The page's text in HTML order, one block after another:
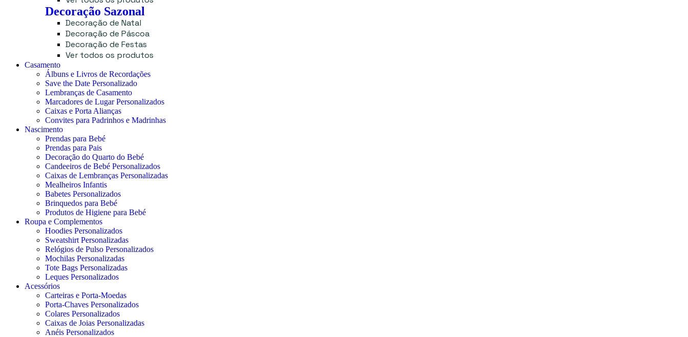
Decoração Sazonal
Decoração de Natal
Decoração de Páscoa
Decoração de Festas
Ver todos os produtos
Casamento
Álbuns e Livros de Recordações
Save the Date Personalizado
Lembranças de Casamento
Marcadores de Lugar Personalizados
Caixas e Porta Alianças
Convites para Padrinhos e Madrinhas
Nascimento
Prendas para Bebé
Prendas para Pais
Decoração do Quarto do Bebé
Candeeiros de Bebé Personalizados
Caixas de Lembranças Personalizadas
Mealheiros Infantis
Babetes Personalizados
Brinquedos para Bebé
Produtos de Higiene para Bebé
Roupa e Complementos
Hoodies Personalizados
Sweatshirt Personalizadas
Relógios de Pulso Personalizados
Mochilas Personalizadas
Tote Bags Personalizadas
Leques Personalizados
Acessórios
Carteiras e Porta-Moedas
Porta-Chaves Personalizados
Colares Personalizados
Caixas de Joias Personalizadas
Anéis Personalizados